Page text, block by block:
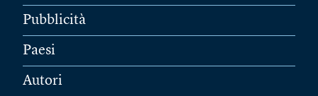
Pubblicità
Paesi
Autori